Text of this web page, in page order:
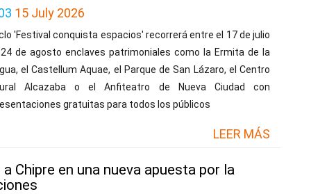
15 July 2026
'Festival conquista espacios' recorrerá entre el 17 de julio
de agosto enclaves patrimoniales como la Ermita de la
el Castellum Aquae, el Parque de San Lázaro, el Centro
Alcazaba o el Anfiteatro de Nueva Ciudad con
gratuitas para todos los públicos
LEER MÁS
Chipre en una nueva apuesta por la